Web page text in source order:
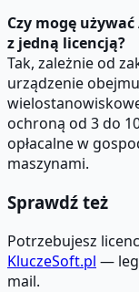
Czy mogę
z jedną licencją?
Tak, zależnie od
urządzenie
ochroną od 3 do
opłacalne w
maszynami.
Sprawdź też
Potrzebujesz
KluczeSoft.pl —
mail.